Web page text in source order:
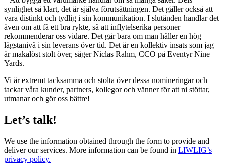
synlighet så klart, det är själva förutsättningen. Det gäller också att
vara distinkt och tydlig i sin kommunikation. I slutänden handlar det
även om att få ett bra rykte, så att inflytelserika personer
rekommenderar oss vidare. Det går bara om man håller en hög
lägstanivå i sin leverans över tid. Det är en kollektiv insats som jag
är makalöst stolt över, säger Niclas Rahm, CCO på Eventyr Nine
Yards.
Vi är extremt tacksamma och stolta över dessa nomineringar och
tackar våra kunder, partners, kollegor och vänner för att ni stöttar,
utmanar och gör oss bättre!
Let’s talk!
We use the information obtained through the form to provide and
deliver our services. More information can be found in LIWLIG’s
privacy policy.